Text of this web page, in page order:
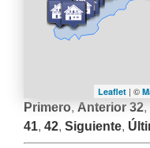
Leaflet | ©
Primero, Anterior 32,
41, 42, Siguiente,